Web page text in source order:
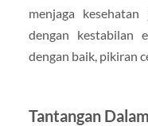
menjaga
dengan kestabilan
dengan baik, pikiran
Tantangan